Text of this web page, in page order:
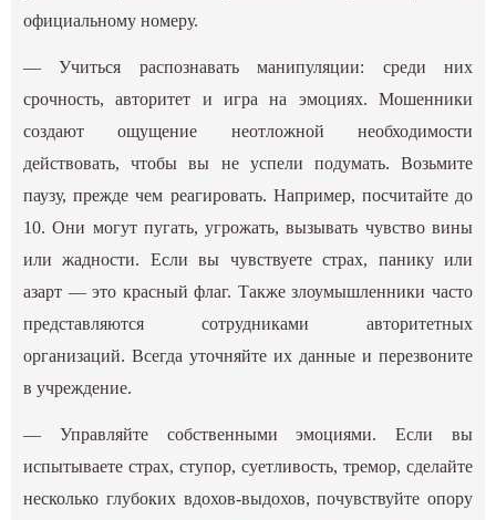
официальному номеру.
— Учиться распознавать манипуляции: среди них
срочность, авторитет и игра на эмоциях. Мошенники
создают ощущение неотложной необходимости
действовать, чтобы вы не успели подумать. Возьмите
паузу, прежде чем реагировать. Например, посчитайте до
10. Они могут пугать, угрожать, вызывать чувство вины
или жадности. Если вы чувствуете страх, панику или
азарт — это красный флаг. Также злоумышленники часто
представляются сотрудниками авторитетных
организаций. Всегда уточняйте их данные и перезвоните
в учреждение.
— Управляйте собственными эмоциями. Если вы
испытываете страх, ступор, суетливость, тремор, сделайте
несколько глубоких вдохов-выдохов, почувствуйте опору